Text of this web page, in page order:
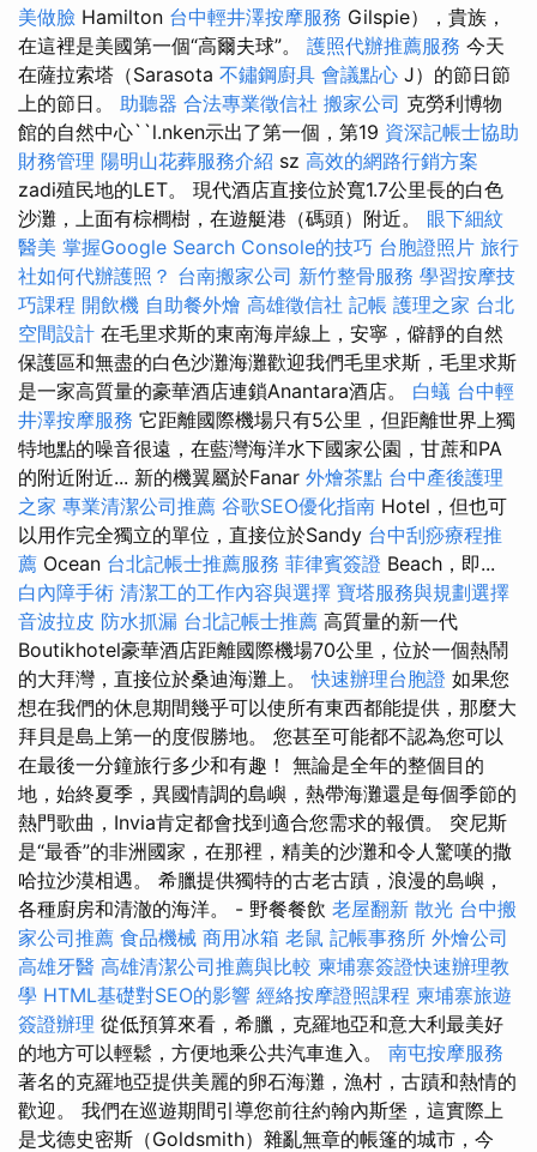
美做臉 Hamilton 台中輕井澤按摩服務 Gilspie），貴族，
在這裡是美國第一個“高爾夫球”。 護照代辦推薦服務 今天
在薩拉索塔（Sarasota 不鏽鋼廚具 會議點心 J）的節日節
上的節日。 助聽器 合法專業徵信社 搬家公司 克勞利博物
館的自然中心``l.nken示出了第一個，第19 資深記帳士協助
財務管理 陽明山花葬服務介紹 sz 高效的網路行銷方案
zadi殖民地的LET。 現代酒店直接位於寬1.7公里長的白色
沙灘，上面有棕櫚樹，在遊艇港（碼頭）附近。 眼下細紋
醫美 掌握Google Search Console的技巧 台胞證照片 旅行
社如何代辦護照？ 台南搬家公司 新竹整骨服務 學習按摩技
巧課程 開飲機 自助餐外燴 高雄徵信社 記帳 護理之家 台北
空間設計 在毛里求斯的東南海岸線上，安寧，僻靜的自然
保護區和無盡的白色沙灘海灘歡迎我們毛里求斯，毛里求斯
是一家高質量的豪華酒店連鎖Anantara酒店。 白蟻 台中輕
井澤按摩服務 它距離國際機場只有5公里，但距離世界上獨
特地點的噪音很遠，在藍灣海洋水下國家公園，甘蔗和PA
的附近附近... 新的機翼屬於Fanar 外燴茶點 台中產後護理
之家 專業清潔公司推薦 谷歌SEO優化指南 Hotel，但也可
以用作完全獨立的單位，直接位於Sandy 台中刮痧療程推
薦 Ocean 台北記帳士推薦服務 菲律賓簽證 Beach，即...
白內障手術 清潔工的工作內容與選擇 寶塔服務與規劃選擇
音波拉皮 防水抓漏 台北記帳士推薦 高質量的新一代
Boutikhotel豪華酒店距離國際機場70公里，位於一個熱鬧
的大拜灣，直接位於桑迪海灘上。快速辦理台胞證 如果您
想在我們的休息期間幾乎可以使所有東西都能提供，那麼大
拜貝是島上第一的度假勝地。 您甚至可能都不認為您可以
在最後一分鐘旅行多少和有趣！ 無論是全年的整個目的
地，始終夏季，異國情調的島嶼，熱帶海灘還是每個季節的
熱門歌曲，Invia肯定都會找到適合您需求的報價。 突尼斯
是“最香”的非洲國家，在那裡，精美的沙灘和令人驚嘆的撒
哈拉沙漠相遇。 希臘提供獨特的古老古蹟，浪漫的島嶼，
各種廚房和清澈的海洋。 - 野餐餐飲 老屋翻新 散光 台中搬
家公司推薦 食品機械 商用冰箱 老鼠 記帳事務所 外燴公司
高雄牙醫 高雄清潔公司推薦與比較 柬埔寨簽證快速辦理教
學 HTML基礎對SEO的影響 經絡按摩證照課程 柬埔寨旅遊
簽證辦理 從低預算來看，希臘，克羅地亞和意大利最美好
的地方可以輕鬆，方便地乘公共汽車進入。 南屯按摩服務
著名的克羅地亞提供美麗的卵石海灘，漁村，古蹟和熱情的
歡迎。 我們在巡遊期間引導您前往約翰內斯堡，這實際上
是戈德史密斯（Goldsmith）雜亂無章的帳篷的城市，今